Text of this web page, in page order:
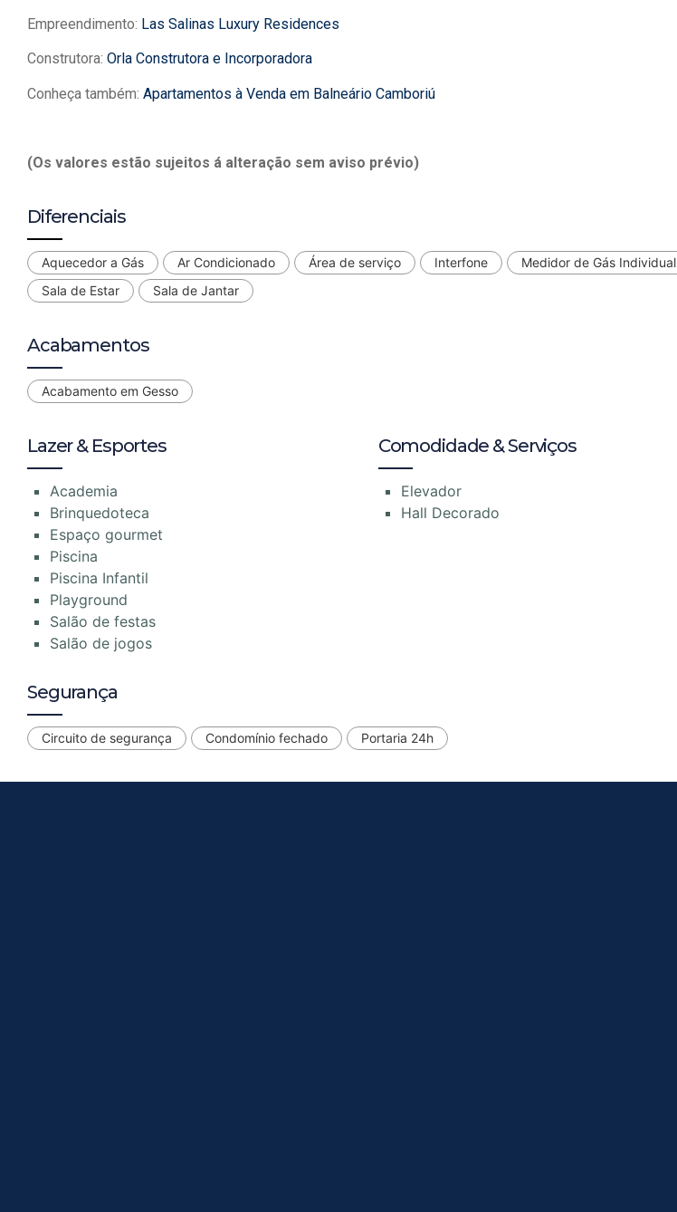
Empreendimento: Las Salinas Luxury Residences
Construtora: Orla Construtora e Incorporadora
Conheça também: Apartamentos à Venda em Balneário Camboriú
(Os valores estão sujeitos á alteração sem aviso prévio)
Diferenciais
Aquecedor a Gás Ar Condicionado Área de serviço Interfone
Medidor de Gás Individual
Sala de Estar
Sala de Jantar
Acabamentos
Acabamento em Gesso
Lazer & Esportes
Academia
Brinquedoteca
Espaço gourmet
Piscina
Piscina Infantil
Playground
Salão de festas
Salão de jogos
Comodidade & Serviços
Elevador
Hall Decorado
Segurança
Circuito de segurança Condomínio fechado Portaria 24h